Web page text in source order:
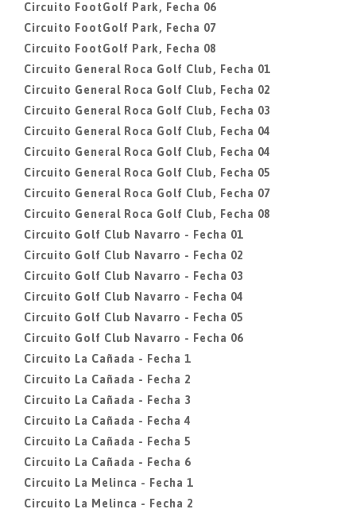
Circuito FootGolf Park, Fecha 06
Circuito FootGolf Park, Fecha 07
Circuito FootGolf Park, Fecha 08
Circuito General Roca Golf Club, Fecha 01
Circuito General Roca Golf Club, Fecha 02
Circuito General Roca Golf Club, Fecha 03
Circuito General Roca Golf Club, Fecha 04
Circuito General Roca Golf Club, Fecha 04
Circuito General Roca Golf Club, Fecha 05
Circuito General Roca Golf Club, Fecha 07
Circuito General Roca Golf Club, Fecha 08
Circuito Golf Club Navarro - Fecha 01
Circuito Golf Club Navarro - Fecha 02
Circuito Golf Club Navarro - Fecha 03
Circuito Golf Club Navarro - Fecha 04
Circuito Golf Club Navarro - Fecha 05
Circuito Golf Club Navarro - Fecha 06
Circuito La Cañada - Fecha 1
Circuito La Cañada - Fecha 2
Circuito La Cañada - Fecha 3
Circuito La Cañada - Fecha 4
Circuito La Cañada - Fecha 5
Circuito La Cañada - Fecha 6
Circuito La Melinca - Fecha 1
Circuito La Melinca - Fecha 2